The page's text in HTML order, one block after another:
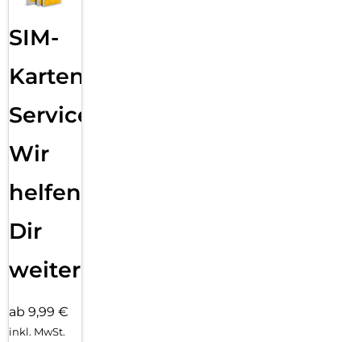
SIM-
Karten
Service:
Wir
helfen
Dir
weiter
ab 9,99 €
inkl. MwSt.